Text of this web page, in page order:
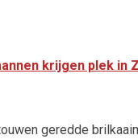
krijgen plek in
geredde